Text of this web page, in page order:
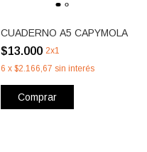
CUADERNO A5 CAPYMOLA
$13.000 2x1
6 x $2.166,67 sin interés
Comprar